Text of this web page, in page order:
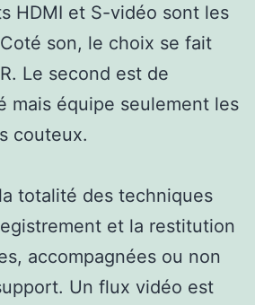
HDMI et S-vidéo sont les
son, le choix se fait
Le second est de
mais équipe seulement les
couteux.
totalité des techniques
et la restitution
accompagnées ou non
Un flux vidéo est